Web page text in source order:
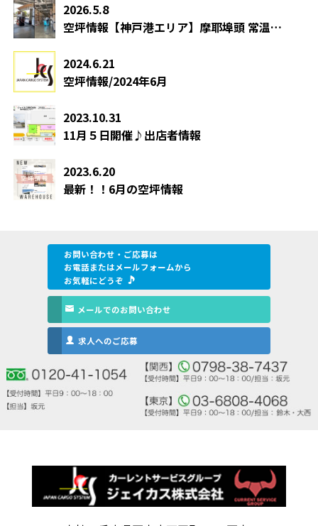
2026.5.8
空坪情報【神戸港エリア】摩耶埠頭 常温倉庫｜約200坪
2024.6.21
空坪情報/2024年6月
2023.10.31
11月５日開催♪出店者情報
2023.6.20
最新！！6月の空坪情報
お問い合わせ・ご応募は
お電話またはメールフォームから
お気軽にどうぞ
メールでのお問い合わせ
求人へのご応募